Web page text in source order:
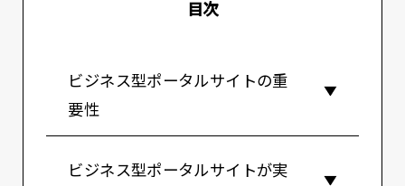
目次
ビジネス型ポータルサイトの重
要性
ビジネス型ポータルサイトが実